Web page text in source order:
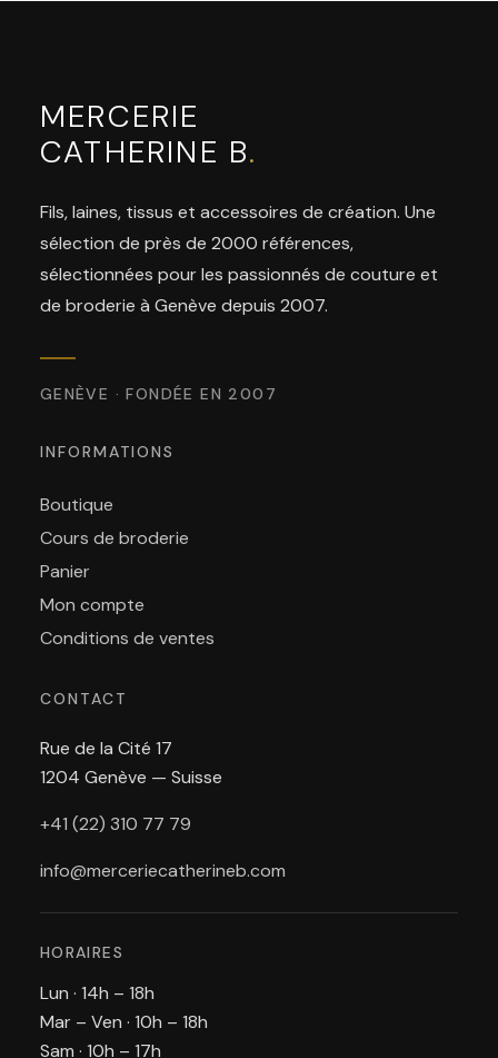
MERCERIE
CATHERINE B.
Fils, laines, tissus et accessoires de création. Une
sélection de près de 2000 références,
sélectionnées pour les passionnés de couture et
de broderie à Genève depuis 2007.
GENÈVE · FONDÉE EN 2007
INFORMATIONS
Boutique
Cours de broderie
Panier
Mon compte
Conditions de ventes
CONTACT
Rue de la Cité 17
1204 Genève — Suisse
+41 (22) 310 77 79
info@merceriecatherineb.com
HORAIRES
Lun · 14h – 18h
Mar – Ven · 10h – 18h
Sam · 10h – 17h